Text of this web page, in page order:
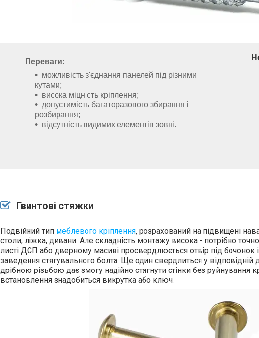
Переваги:
можливість з'єднання панелей під різними
кутами;
висока міцність кріплення;
допустимість багаторазового збирання і
розбирання;
відсутність видимих елементів зовні.
Гвинтові стяжки
Подвійний тип меблевого кріплення, розрахований на підвищені
столи, ліжка, дивани. Але складність монтажу висока - потрібно
листі ДСП або дверному масиві просвердлюється отвір під бочонок
заведення стягувального болта. Ще один свердлиться у відповідній
дрібною різьбою дає змогу надійно стягнути стінки без руйнування
встановлення знадобиться викрутка або ключ.